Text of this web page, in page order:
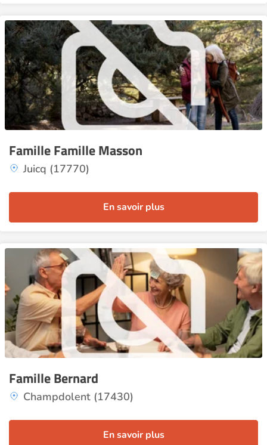
Famille Famille Masson
Juicq (17770)
En savoir plus
Famille Bernard
Champdolent (17430)
En savoir plus